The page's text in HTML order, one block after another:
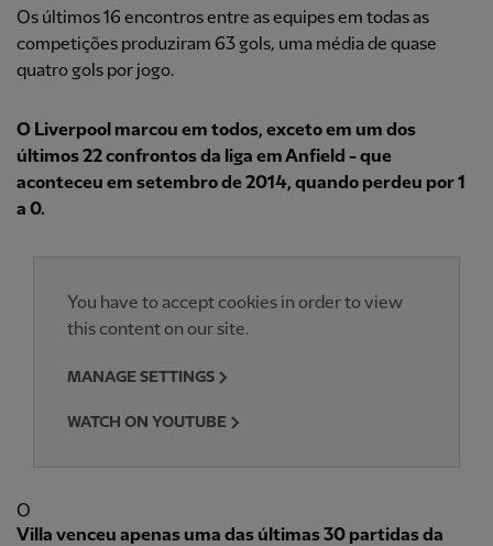
Os últimos 16 encontros entre as equipes em todas as
competições produziram 63 gols, uma média de quase
quatro gols por jogo.
O Liverpool marcou em todos, exceto em um dos
últimos 22 confrontos da liga em Anfield - que
aconteceu em setembro de 2014, quando perdeu por 1
a 0.
You have to accept cookies in order to view
this content on our site.
MANAGE SETTINGS
WATCH ON YOUTUBE
O
Villa venceu apenas uma das últimas 30 partidas da